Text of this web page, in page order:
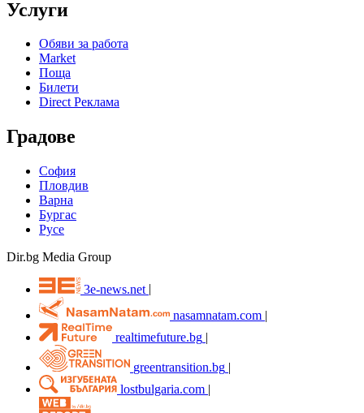
Услуги
Обяви за работа
Market
Поща
Билети
Direct Реклама
Градове
София
Пловдив
Варна
Бургас
Русе
Dir.bg Media Group
3e-news.net
nasamnatam.com |
realtimefuture.bg |
greentransition.bg |
lostbulgaria.com |